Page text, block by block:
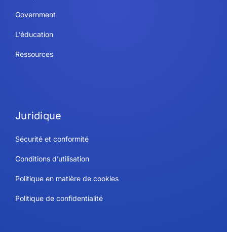
Government
L’éducation
Ressources
Juridique
Sécurité et conformité
Conditions d’utilisation
Politique en matière de cookies
Politique de confidentialité